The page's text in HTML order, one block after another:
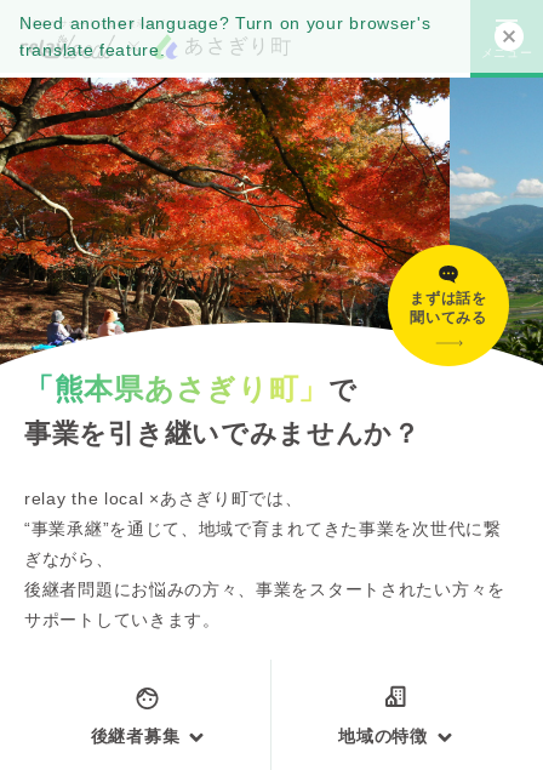
Need another language? Turn on your browser's
translate feature.
メニュー
まずは話を
聞いてみる
「熊本県あさぎり町」 で
事業を引き継いでみませんか？
relay the local ×あさぎり町では、
“事業承継”を通じて、地域で育まれてきた事業を次世代に繋
ぎながら、
後継者問題にお悩みの方々、事業をスタートされたい方々を
サポートしていきます。
後継者募集 地域の特徴